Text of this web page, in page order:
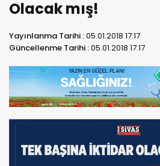
Olacak mış!
Yayınlanma Tarihi :05.01.2018 17:17
Güncellenme Tarihi :05.01.2018 17:17